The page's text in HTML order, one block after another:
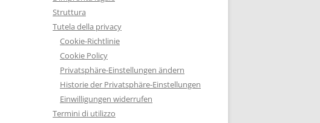
Struttura
Tutela della privacy
Cookie-Richtlinie
Cookie Policy
Privatsphäre-Einstellungen ändern
Historie der Privatsphäre-Einstellungen
Einwilligungen widerrufen
Termini di utilizzo